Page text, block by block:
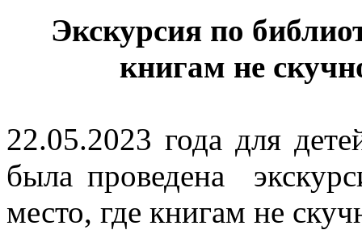
Экскурсия по
книгам не
22.05.2023 года для
была проведена
место, где книгам не